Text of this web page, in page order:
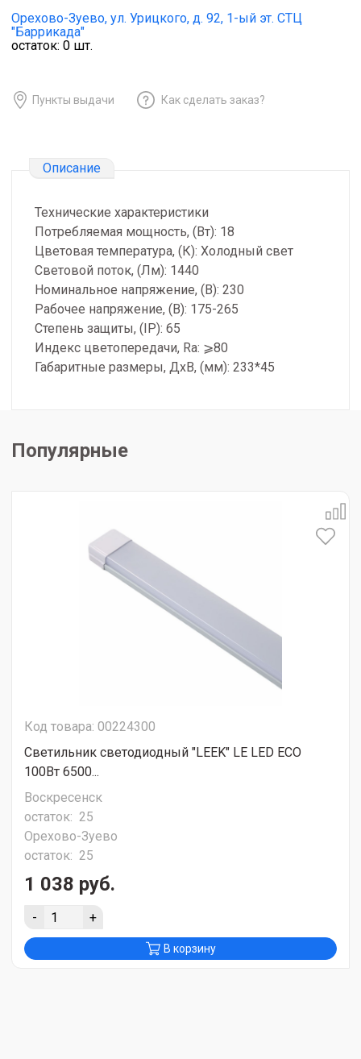
Орехово-Зуево, ул. Урицкого, д. 92, 1-ый эт. СТЦ
"Баррикада"
остаток: 0 шт.
Пункты выдачи Как сделать заказ?
Описание
Технические характеристики
Потребляемая мощность, (Вт): 18
Цветовая температура, (К): Холодный свет
Световой поток, (Лм): 1440
Номинальное напряжение, (В): 230
Рабочее напряжение, (В): 175-265
Степень защиты, (IP): 65
Индекс цветопередачи, Ra: ⩾80
Габаритные размеры, ДхВ, (мм): 233*45
Популярные
Код товара: 00224300
Светильник светодиодный "LEEK" LE LED ECO
100Вт 6500...
Воскресенск
остаток: 25
Орехово-Зуево
остаток: 25
1 038 руб.
- +
В корзину